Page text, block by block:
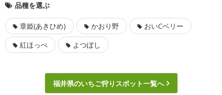
品種を選ぶ
章姫(あきひめ) かおり野
おいCベリー
紅ほっぺ
よつぼし
福井県のいちご狩りスポット一覧へ